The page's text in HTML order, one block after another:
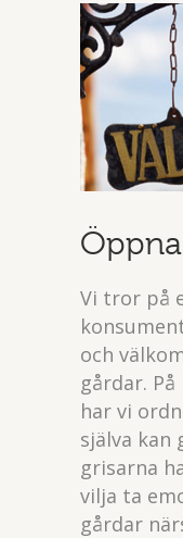
Vi tror på
och
gårdar.
har vi
själva kan
grisarna
vilja ta
gårdar